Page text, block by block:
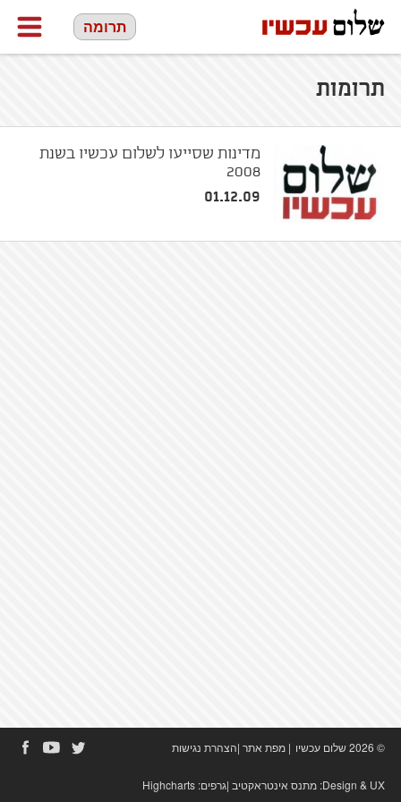
תרומה
תרומות
מדינות שסייעו לשלום עכשיו בשנת
2008
01.12.09
© 2026 שלום עכשיו | מפת אתר|הצהרת נגישות
Design & UX: מתנס אינטראקטיב|גרפים: Highcharts